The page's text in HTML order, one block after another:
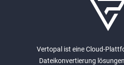
Vertopal ist eine Cloud-
Dateikonvertierung